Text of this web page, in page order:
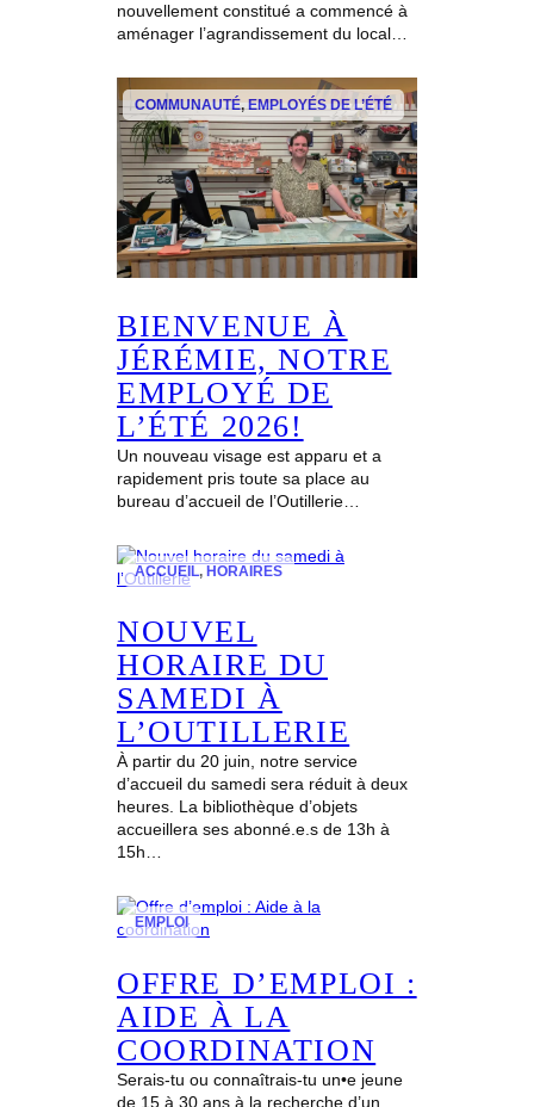
nouvellement constitué a commencé à
aménager l’agrandissement du local…
COMMUNAUTÉ, EMPLOYÉS DE L’ÉTÉ
BIENVENUE À
JÉRÉMIE, NOTRE
EMPLOYÉ DE
L’ÉTÉ 2026!
Un nouveau visage est apparu et a
rapidement pris toute sa place au
bureau d’accueil de l’Outillerie…
ACCUEIL, HORAIRES
NOUVEL
HORAIRE DU
SAMEDI À
L’OUTILLERIE
À partir du 20 juin, notre service
d’accueil du samedi sera réduit à deux
heures. La bibliothèque d’objets
accueillera ses abonné.e.s de 13h à
15h…
EMPLOI
OFFRE D’EMPLOI :
AIDE À LA
COORDINATION
Serais-tu ou connaîtrais-tu un•e jeune
de 15 à 30 ans à la recherche d’un